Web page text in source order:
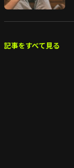
記事をすべて見る